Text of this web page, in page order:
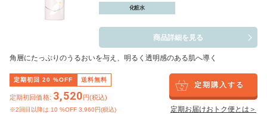
化粧水
商品詳細を見る
角層にたっぷりのうるおいを与え、明るく透明感のある肌へ導く
定期初回 20 %OFF 送料無料
定期初回価格: 3,520円(税込)
※2回目以降は 10 %OFF 3,960円(税込)
定期購入する
定期お届けおトク便とは＞